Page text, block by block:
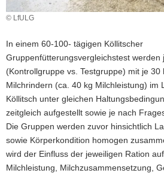
a
i
g
a
t
i
o
n
© LfULG
In einem 60-100- tägigen Köllitscher
Gruppenfütterungsvergleichstest werden
(Kontrollgruppe vs. Testgruppe) mit je 30
Milchrindern (ca. 40 kg Milchleistung) im
Köllitsch unter gleichen
zeitgleich aufgestellt sowie je nach
Die Gruppen werden zuvor hinsichtlich
sowie Körperkondition homogen
wird der Einfluss der jeweiligen Ration
Milchleistung, Milchzusammensetzung,